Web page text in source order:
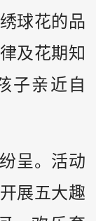
球花的品
及花期知
子亲近自
呈。活动
展五大趣